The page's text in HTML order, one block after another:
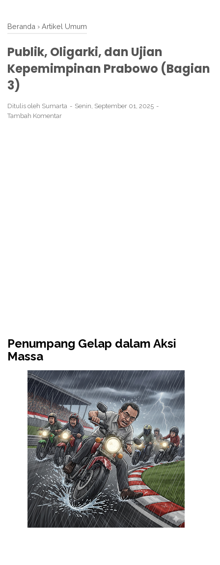
Beranda › Artikel Umum
Publik, Oligarki, dan Ujian
Kepemimpinan Prabowo (Bagian
3)
Ditulis oleh Sumarta
Senin, September 01, 2025
Tambah Komentar
Penumpang Gelap dalam Aksi
Massa